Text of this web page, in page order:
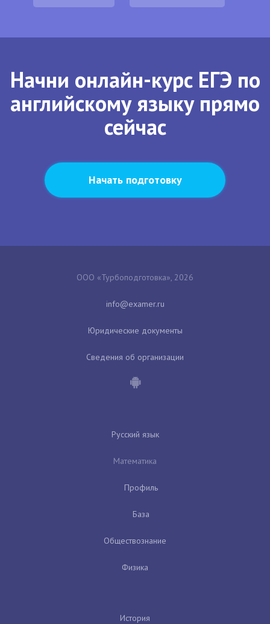
Начни онлайн-курс ЕГЭ по
английскому языку прямо
сейчас
Начать подготовку
ООО «Турбоподготовка», 2026
Юридические документы
Сведения об организации
Русский язык
Математика
Профиль
База
Обществознание
Физика
История